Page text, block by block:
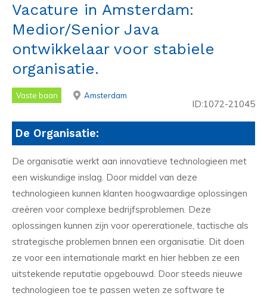
Vacature in Amsterdam:
Medior/Senior Java
ontwikkelaar voor stabiele
organisatie.
Vaste baan Amsterdam
ID:1072-21045
De Organisatie:
De organisatie werkt aan innovatieve technologieen met
een wiskundige inslag. Door middel van deze
technologieen kunnen klanten hoogwaardige oplossingen
creëren voor complexe bedrijfsproblemen. Deze
oplossingen kunnen zijn voor opererationele, tactische als
strategische problemen bnnen een organisatie. Dit doen
ze voor een internationale markt en hier hebben ze een
uitstekende reputatie opgebouwd. Door steeds nieuwe
technologieen toe te passen weten ze software te